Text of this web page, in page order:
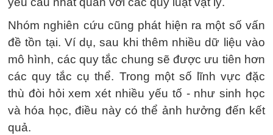
Nhóm nghiên cứu cũng phát hiện ra một số vấn
đề tồn tại. Ví dụ, sau khi thêm nhiều dữ liệu vào
mô hình, các quy tắc chung sẽ được ưu tiên hơn
các quy tắc cụ thể. Trong một số lĩnh vực đặc
thù đòi hỏi xem xét nhiều yếu tố - như sinh học
và hóa học, điều này có thể ảnh hưởng đến kết
quả.